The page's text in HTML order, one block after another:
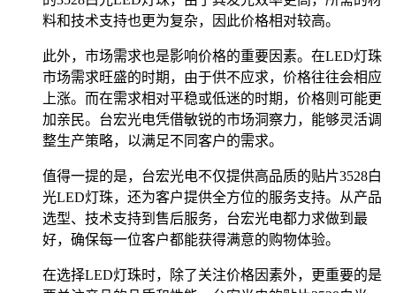
料和技术支持也更为复杂，因此价格相对较高。
此外，市场需求也是影响价格的重要因素。在LED灯珠
市场需求旺盛的时期，由于供不应求，价格往往会相应
上涨。而在需求相对平稳或低迷的时期，价格则可能更
加亲民。台宏光电凭借敏锐的市场洞察力，能够灵活调
整生产策略，以满足不同客户的需求。
值得一提的是，台宏光电不仅提供高品质的贴片3528白
光LED灯珠，还为客户提供全方位的服务支持。从产品
选型、技术支持到售后服务，台宏光电都力求做到最
好，确保每一位客户都能获得满意的购物体验。
在选择LED灯珠时，除了关注价格因素外，更重要的是